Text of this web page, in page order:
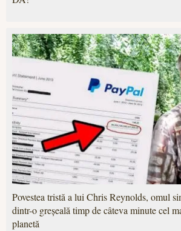
Povestea tristă a lui Chris Reynolds, omul
dintr-o greșeală timp de câteva minute cel
planetă